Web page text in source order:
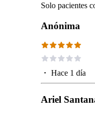
Solo pacientes
Anónima
・ Hace 1 día
Ariel